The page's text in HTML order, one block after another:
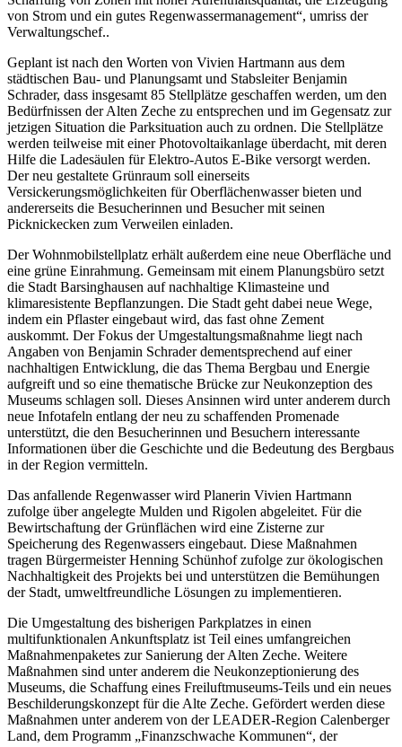
von Strom und ein gutes Regenwassermanagement“, umriss der
Verwaltungschef..
Geplant ist nach den Worten von Vivien Hartmann aus dem
städtischen Bau- und Planungsamt und Stabsleiter Benjamin
Schrader, dass insgesamt 85 Stellplätze geschaffen werden, um den
Bedürfnissen der Alten Zeche zu entsprechen und im Gegensatz zur
jetzigen Situation die Parksituation auch zu ordnen. Die Stellplätze
werden teilweise mit einer Photovoltaikanlage überdacht, mit deren
Hilfe die Ladesäulen für Elektro-Autos E-Bike versorgt werden.
Der neu gestaltete Grünraum soll einerseits
Versickerungsmöglichkeiten für Oberflächenwasser bieten und
andererseits die Besucherinnen und Besucher mit seinen
Picknickecken zum Verweilen einladen.
Der Wohnmobilstellplatz erhält außerdem eine neue Oberfläche und
eine grüne Einrahmung. Gemeinsam mit einem Planungsbüro setzt
die Stadt Barsinghausen auf nachhaltige Klimasteine und
klimaresistente Bepflanzungen. Die Stadt geht dabei neue Wege,
indem ein Pflaster eingebaut wird, das fast ohne Zement
auskommt. Der Fokus der Umgestaltungsmaßnahme liegt nach
Angaben von Benjamin Schrader dementsprechend auf einer
nachhaltigen Entwicklung, die das Thema Bergbau und Energie
aufgreift und so eine thematische Brücke zur Neukonzeption des
Museums schlagen soll. Dieses Ansinnen wird unter anderem durch
neue Infotafeln entlang der neu zu schaffenden Promenade
unterstützt, die den Besucherinnen und Besuchern interessante
Informationen über die Geschichte und die Bedeutung des Bergbaus
in der Region vermitteln.
Das anfallende Regenwasser wird Planerin Vivien Hartmann
zufolge über angelegte Mulden und Rigolen abgeleitet. Für die
Bewirtschaftung der Grünflächen wird eine Zisterne zur
Speicherung des Regenwassers eingebaut. Diese Maßnahmen
tragen Bürgermeister Henning Schünhof zufolge zur ökologischen
Nachhaltigkeit des Projekts bei und unterstützen die Bemühungen
der Stadt, umweltfreundliche Lösungen zu implementieren.
Die Umgestaltung des bisherigen Parkplatzes in einen
multifunktionalen Ankunftsplatz ist Teil eines umfangreichen
Maßnahmenpaketes zur Sanierung der Alten Zeche. Weitere
Maßnahmen sind unter anderem die Neukonzeptionierung des
Museums, die Schaffung eines Freiluftmuseums-Teils und ein neues
Beschilderungskonzept für die Alte Zeche. Gefördert werden diese
Maßnahmen unter anderem von der LEADER-Region Calenberger
Land, dem Programm „Finanzschwache Kommunen“, der